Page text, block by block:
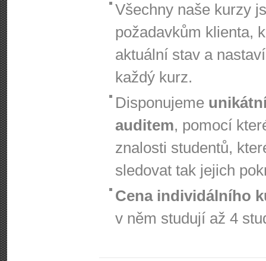
Všechny naše kurzy
požadavkům klienta,
aktuální stav a
každý kurz.
Disponujeme
auditem, pomocí
znalosti studentů,
sledovat tak jejich
Cena individálního
v něm studují až 4